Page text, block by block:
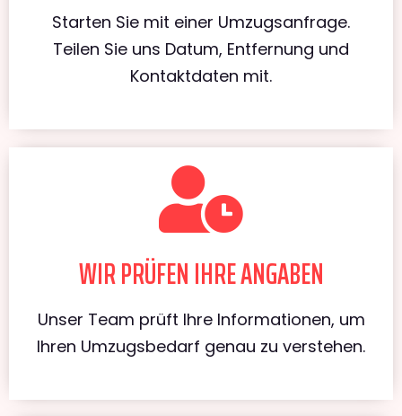
Starten Sie mit einer Umzugsanfrage.
Teilen Sie uns Datum, Entfernung und
Kontaktdaten mit.
WIR PRÜFEN IHRE ANGABEN
Unser Team prüft Ihre Informationen, um
Ihren Umzugsbedarf genau zu verstehen.